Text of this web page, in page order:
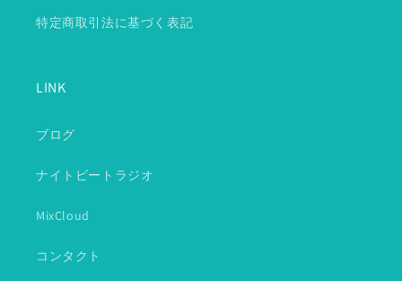
特定商取引法に基づく表記
LINK
ブログ
ナイトビートラジオ
MixCloud
コンタクト